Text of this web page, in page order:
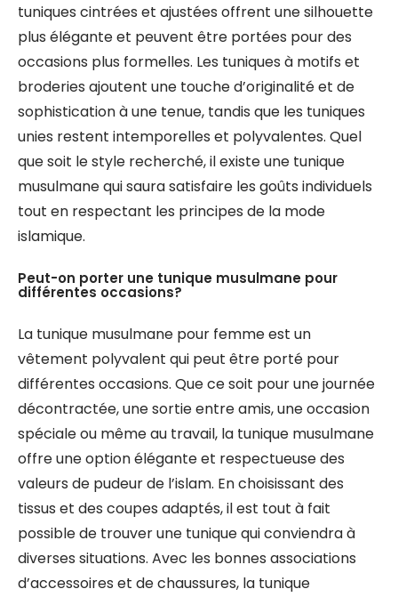
tuniques cintrées et ajustées offrent une silhouette
plus élégante et peuvent être portées pour des
occasions plus formelles. Les tuniques à motifs et
broderies ajoutent une touche d’originalité et de
sophistication à une tenue, tandis que les tuniques
unies restent intemporelles et polyvalentes. Quel
que soit le style recherché, il existe une tunique
musulmane qui saura satisfaire les goûts individuels
tout en respectant les principes de la mode
islamique.
Peut-on porter une tunique musulmane pour
différentes occasions?
La tunique musulmane pour femme est un
vêtement polyvalent qui peut être porté pour
différentes occasions. Que ce soit pour une journée
décontractée, une sortie entre amis, une occasion
spéciale ou même au travail, la tunique musulmane
offre une option élégante et respectueuse des
valeurs de pudeur de l’islam. En choisissant des
tissus et des coupes adaptés, il est tout à fait
possible de trouver une tunique qui conviendra à
diverses situations. Avec les bonnes associations
d’accessoires et de chaussures, la tunique